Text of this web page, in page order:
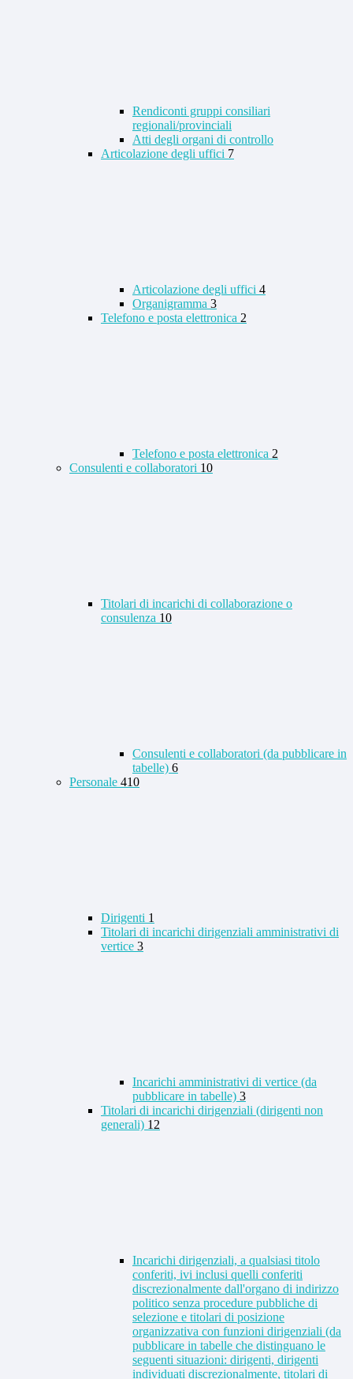
Rendiconti gruppi consiliari
regionali/provinciali
Atti degli organi di controllo
Articolazione degli uffici 7
Articolazione degli uffici 4
Organigramma 3
Telefono e posta elettronica 2
Telefono e posta elettronica 2
Consulenti e collaboratori 10
Titolari di incarichi di collaborazione o
consulenza 10
Consulenti e collaboratori (da pubblicare in
tabelle) 6
Personale 410
Dirigenti 1
Titolari di incarichi dirigenziali amministrativi di
vertice 3
Incarichi amministrativi di vertice (da
pubblicare in tabelle) 3
Titolari di incarichi dirigenziali (dirigenti non
generali) 12
Incarichi dirigenziali, a qualsiasi titolo
conferiti, ivi inclusi quelli conferiti
discrezionalmente dall'organo di indirizzo
politico senza procedure pubbliche di
selezione e titolari di posizione
organizzativa con funzioni dirigenziali (da
pubblicare in tabelle che distinguano le
seguenti situazioni: dirigenti, dirigenti
individuati discrezionalmente, titolari di